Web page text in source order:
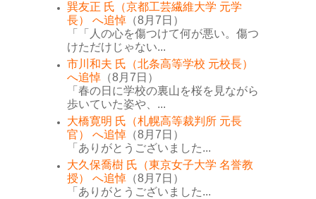
巽友正 氏（京都工芸繊維大学 元学
長） へ追悼 （8月7日）
「「人の心を傷つけて何が悪い。傷つ
けただけじゃない...
市川和夫 氏（北条高等学校 元校長）
へ追悼 （8月7日）
「春の日に学校の裏山を桜を見ながら
歩いていた姿や、...
大橋寛明 氏（札幌高等裁判所 元長
官） へ追悼 （8月7日）
「ありがとうございました...
大久保喬樹 氏（東京女子大学 名誉教
授） へ追悼 （8月7日）
「ありがとうございました...